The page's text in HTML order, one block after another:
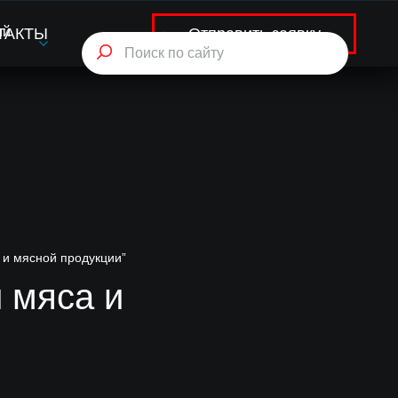
Отправить заявку
мясной продукции”
мяса и